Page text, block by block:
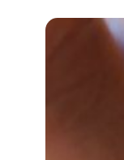
印